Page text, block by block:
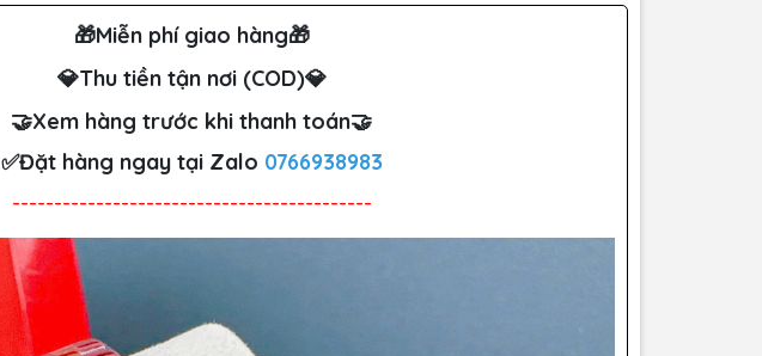
🎁Miễn phí giao hàng🎁
💎Thu tiền tận nơi (COD)💎
🤝Xem hàng trước khi thanh toán🤝
✅Đặt hàng ngay tại Zalo 0766938983
-------------------------------------------